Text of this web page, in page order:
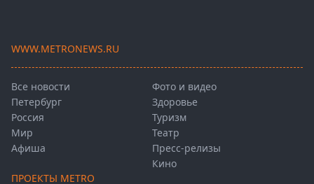
WWW.METRONEWS.RU
Все новости
Петербург
Россия
Мир
Афиша
Фото и видео
Здоровье
Туризм
Театр
Пресс-релизы
Кино
ПРОЕКТЫ METRO